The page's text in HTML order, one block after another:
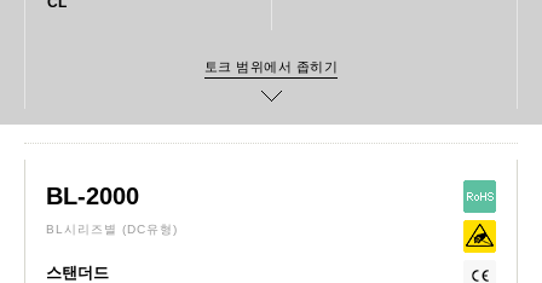
BL-2000
BL시리즈별 (DC유형)
스탠더드